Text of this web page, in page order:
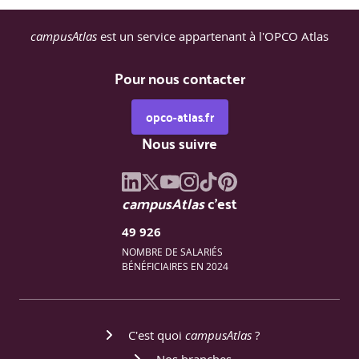
illustrer les notions juridiques complexes.
glisser-déposer, vrai/faux, associations de concepts,
cartes à gratter, texte à trou, ….
- Fiches synthétiques transmises pour consolider les
acquis et servir de support à la pratique.
- Mises en situation gamifiées pour tester l’application des
règles : choix multiples avec retours argumentés.
campusAtlas est un service appartenant à l'OPCO Atlas
Pour nous contacter
opco-atlas.fr
Nous suivre
campusAtlasc'est
49 926
NOMBRE DE SALARIÉS
BÉNÉFICIAIRES EN 2024
C'est quoi campusAtlas ?